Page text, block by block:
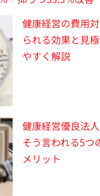
健康経営の費用
られる効果と見
やすく解説
健康経営優良法
そう言われる5つ
メリット